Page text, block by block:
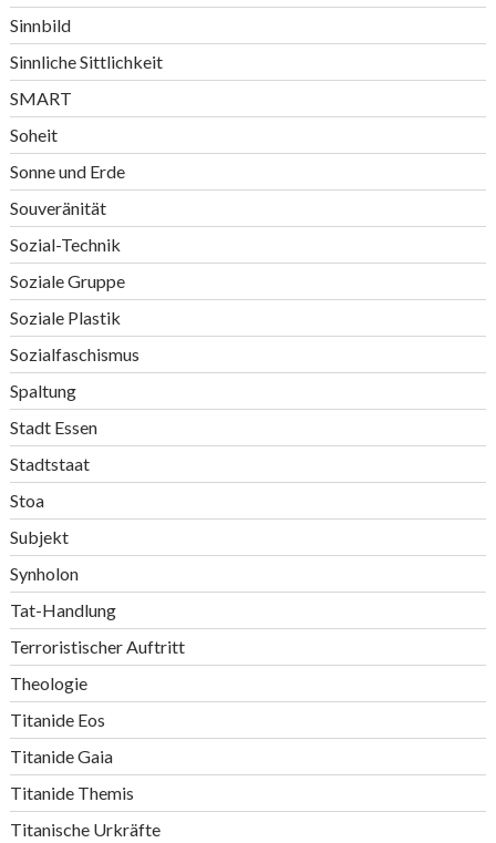
Sinnbild
Sinnliche Sittlichkeit
SMART
Soheit
Sonne und Erde
Souveränität
Sozial-Technik
Soziale Gruppe
Soziale Plastik
Sozialfaschismus
Spaltung
Stadt Essen
Stadtstaat
Stoa
Subjekt
Synholon
Tat-Handlung
Terroristischer Auftritt
Theologie
Titanide Eos
Titanide Gaia
Titanide Themis
Titanische Urkräfte